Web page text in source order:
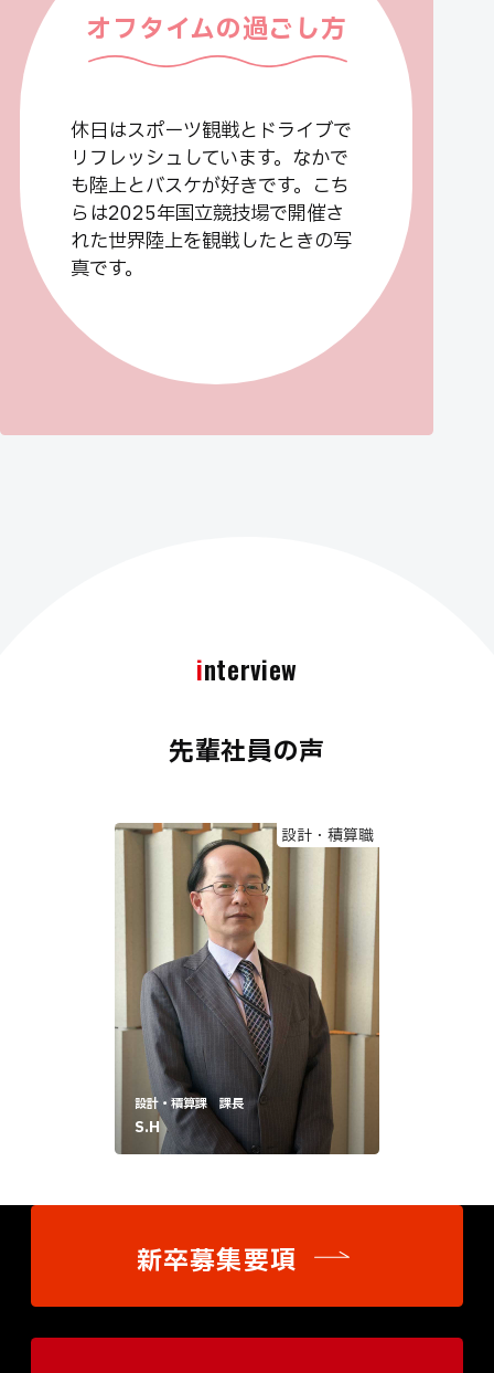
オフタイムの過ごし方
休日はスポーツ観戦とドライブで
リフレッシュしています。なかで
も陸上とバスケが好きです。こち
らは2025年国立競技場で開催さ
れた世界陸上を観戦したときの写
真です。
interview
先輩社員の声
設計・積算職
設計・積算課 課長
S.H
新卒募集要項